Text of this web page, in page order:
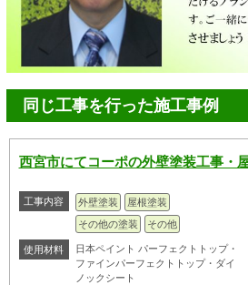
同じ工事を行った施工事例
西宮市にてコーポの外壁塗装工事・
工事内容 外壁塗装
屋根塗装
その他の塗装
その他
使用材料
日本ペイント パーフェクトトップ・
ファインパーフェクトトップ・ダイ
ノックシート